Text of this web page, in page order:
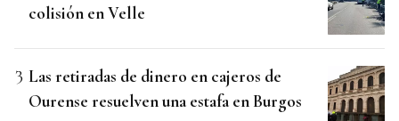
colisión en Velle
Las retiradas de dinero en cajeros de
Ourense resuelven una estafa en Burgos